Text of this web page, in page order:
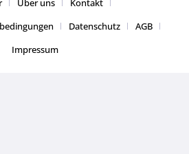
Über uns
Kontakt
Datenschutz
AGB
Impressum